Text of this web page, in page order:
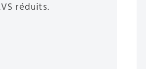
réduits.